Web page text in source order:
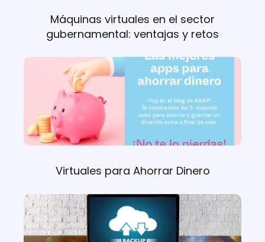
Máquinas virtuales en el sector
gubernamental: ventajas y retos
Virtuales para Ahorrar Dinero